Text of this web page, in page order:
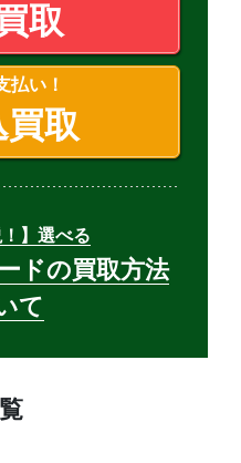
取
払い！
取
！】選べる
ドの買取方法
て